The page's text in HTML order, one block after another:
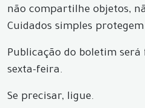
não compartilhe objetos,
Cuidados simples
Publicação do boletim será
sexta-feira.
Se precisar, ligue.